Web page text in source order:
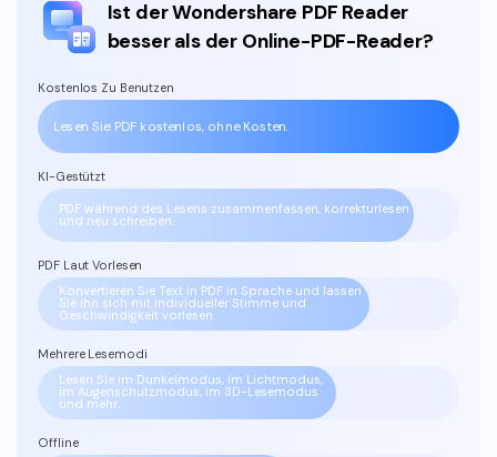
Ist der Wondershare PDF Reader
besser als der Online-PDF-Reader?
Kostenlos Zu Benutzen
Lesen Sie PDF kostenlos, ohne Kosten.
KI-Gestützt
PDF während des Lesens zusammenfassen, korrekturlesen
und neu schreiben.
PDF Laut Vorlesen
Konvertieren Sie Text in PDF in Sprache und lassen
Sie ihn sich mit individueller Stimme und
Geschwindigkeit vorlesen.
Mehrere Lesemodi
Lesen Sie im Dunkelmodus, im Lichtmodus,
im Augenschutzmodus, im 3D-Lesemodus
und mehr.
Offline